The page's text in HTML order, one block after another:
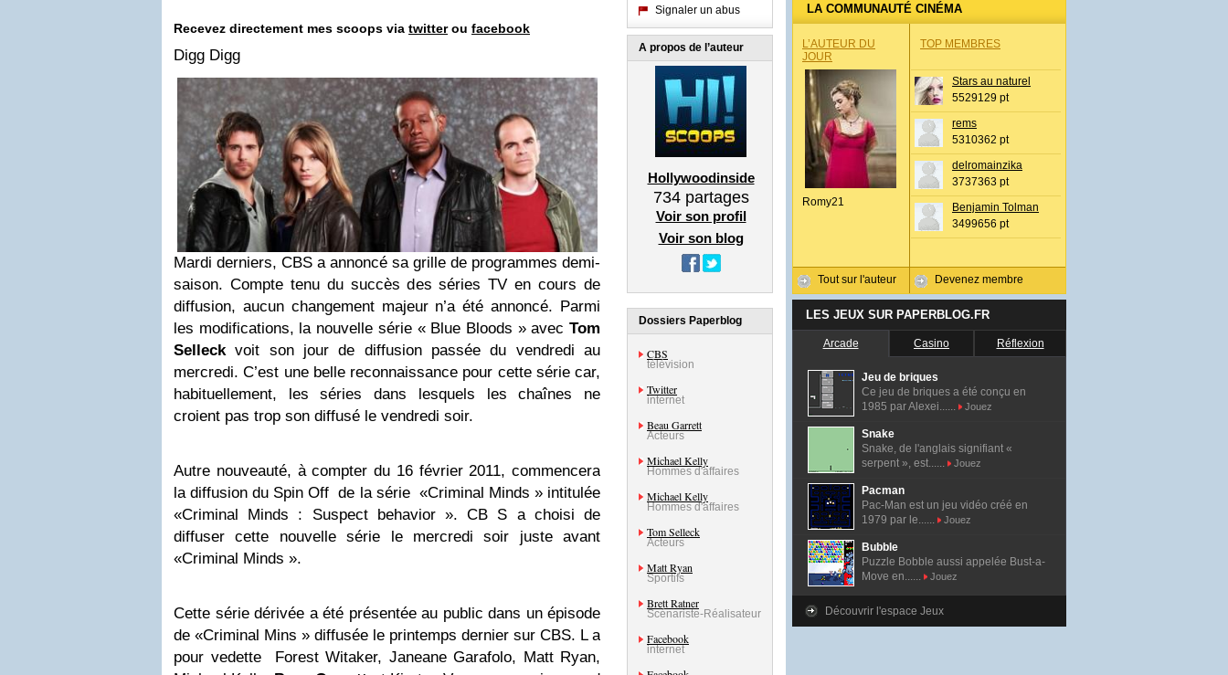
Recevez directement mes scoops via twitterou facebook
Digg Digg
Mardi derniers, CBS a annoncé sa grille de programmes demi-
saison. Compte tenu du succès des séries TV en cours de
diffusion, aucun changement majeur n’a été annoncé. Parmi
les modifications, la nouvelle série « Blue Bloods » avec Tom
Selleckvoit son jour de diffusion passée du vendredi au
mercredi. C’est une belle reconnaissance pour cette série car,
habituellement, les séries dans lesquels les chaînes ne
croient pas trop son diffusé le vendredi soir.
Autre nouveauté, à compter du 16 février 2011, commencera
la diffusion du Spin Off de la série «Criminal Minds » intitulée
«Criminal Minds : Suspect behavior ». CB S a choisi de
diffuser cette nouvelle série le mercredi soir juste avant
«Criminal Minds ».
Cette série dérivée a été présentée au public dans un épisode
de «Criminal Mins » diffusée le printemps dernier sur CBS. L a
pour vedette Forest Witaker, Janeane Garafolo, Matt Ryan,
Signaler un abus
A propos de l’auteur
Hollywoodinside
734partages
Voir son profil
Voir son blog
Dossiers Paperblog
CBS
télévision
Twitter
internet
Beau Garrett
Acteurs
Michael Kelly
Hommes d'affaires
Michael Kelly
Hommes d'affaires
Tom Selleck
Acteurs
Matt Ryan
Sportifs
Brett Ratner
Scénariste-Réalisateur
Facebook
internet
LA COMMUNAUTÉ CINÉMA
L’AUTEUR DU
JOUR
Romy21
Tout sur l'auteur
TOP MEMBRES
Stars au naturel
5529129 pt
rems
5310362 pt
delromainzika
3737363 pt
Benjamin Tolman
3499656 pt
Devenez membre
LES JEUX SUR PAPERBLOG.FR
Arcade Casino Réflexion
Jeu de briques
Ce jeu de briques a été conçu en
1985 par Alexei......
Jouez
Snake
Snake, de l'anglais signifiant «
serpent », est......
Jouez
Pacman
Pac-Man est un jeu vidéo créé en
1979 par le......
Jouez
Bubble
Puzzle Bobble aussi appelée Bust-a-
Move en......
Jouez
Découvrir l'espace Jeux